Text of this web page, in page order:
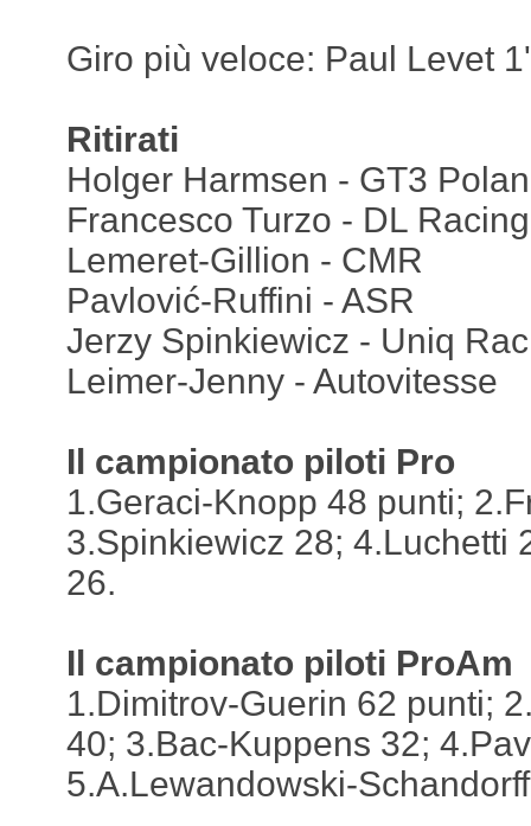
Giro più veloce: Paul Levet
Ritirati
Holger Harmsen - GT3
Francesco Turzo - DL Racing
Lemeret-Gillion - CMR
Pavlović-Ruffini - ASR
Jerzy Spinkiewicz - Uniq
Leimer-Jenny - Autovitesse
Il campionato piloti Pro
1.Geraci-Knopp 48 punti;
3.Spinkiewicz 28; 4.Luchetti
26.
Il campionato piloti ProAm
1.Dimitrov-Guerin 62 punti;
40; 3.Bac-Kuppens 32;
5.A.Lewandowski-